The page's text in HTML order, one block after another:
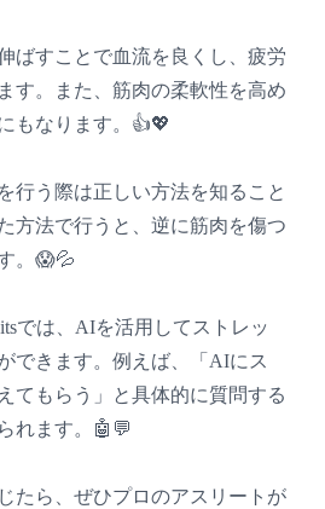
ばすことで血流を良くし、疲労
す。また、筋肉の柔軟性を高め
もなります。👍💖
行う際は正しい方法を知ること
方法で行うと、逆に筋肉を傷つ
。😱💦
では、AIを活用してストレッ
できます。例えば、「AIにス
てもらう」と具体的に質問する
れます。🤖💬
たら、ぜひプロのアスリートが